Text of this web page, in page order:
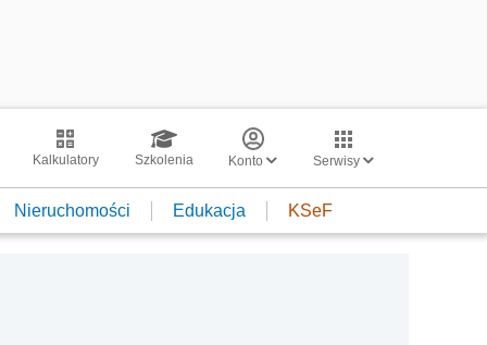
Kalkulatory Szkolenia Konto Serwisy
Nieruchomości Edukacja KSeF